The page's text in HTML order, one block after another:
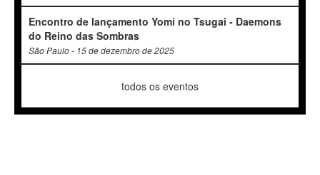
Encontro de lançamento Yomi no Tsugai - Daemons
do Reino das Sombras
São Paulo - 15 de dezembro de 2025
todos os eventos